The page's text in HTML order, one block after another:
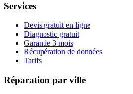
Services
Devis gratuit en ligne
Diagnostic gratuit
Garantie 3 mois
Récupération de données
Tarifs
Réparation par ville